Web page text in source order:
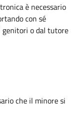
è necessario
con sé
genitori o dal tutore
che il minore si